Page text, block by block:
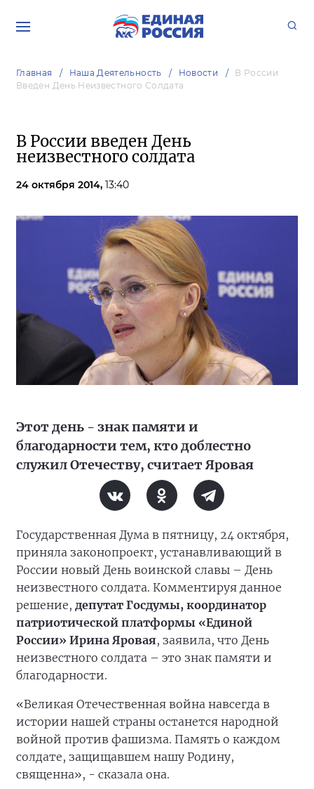
Главная Наша Деятельность Новости
В России
Введен День Неизвестного Солдата
В России введен День
неизвестного солдата
24 октября 2014, 13:40
Этот день - знак памяти и
благодарности тем, кто доблестно
служил Отечеству, считает Яровая
Государственная Дума в пятницу, 24 октября,
приняла законопроект, устанавливающий в
России новый День воинской славы – День
неизвестного солдата. Комментируя данное
решение, депутат Госдумы, координатор
патриотической платформы «Единой
России» Ирина Яровая, заявила, что День
неизвестного солдата – это знак памяти и
благодарности.
«Великая Отечественная война навсегда в
истории нашей страны останется народной
войной против фашизма. Память о каждом
солдате, защищавшем нашу Родину,
священна», - сказала она.